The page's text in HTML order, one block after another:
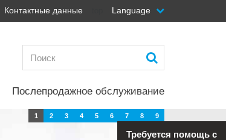
Контактные данные Language
Послепродажное обслуживание
1 2 3 4 5 6 7 8 9
Требуется помощь с